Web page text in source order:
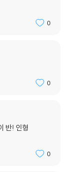
0
0
반! 인형
0